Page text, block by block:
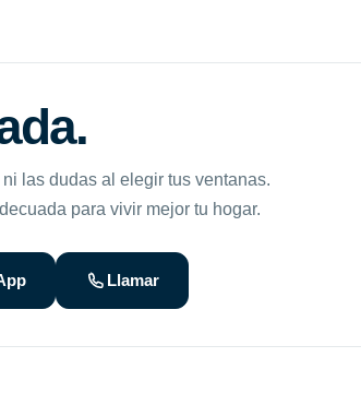
las dudas al elegir tus ventanas.
para vivir mejor tu hogar.
Llamar